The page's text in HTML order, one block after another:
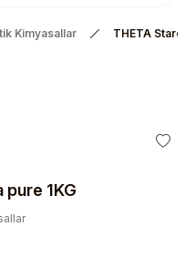
Kimyasallar THETA
pure 1KG